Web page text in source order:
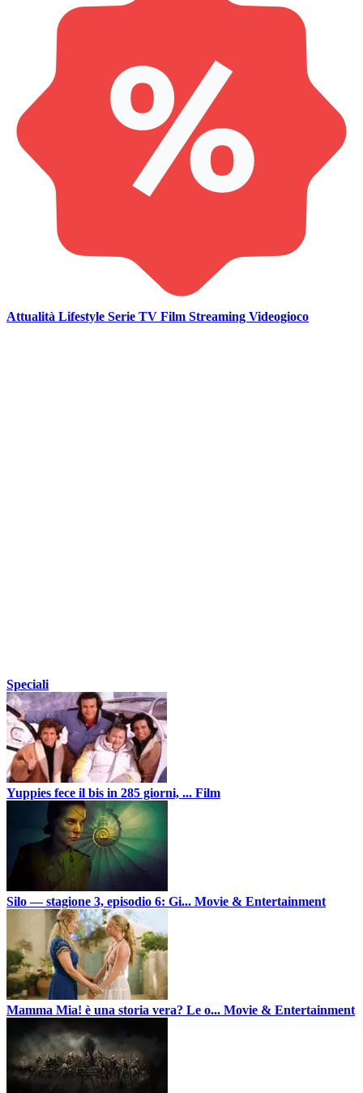
Attualità Lifestyle Serie TV Film Streaming Videogioco
Speciali
Yuppies fece il bis in 285 giorni, ... Film
Silo — stagione 3, episodio 6: Gi... Movie & Entertainment
Mamma Mia! è una storia vera? Le o... Movie & Entertainment